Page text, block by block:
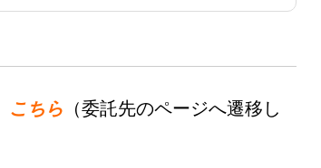
こちら （委託先のページへ遷移し